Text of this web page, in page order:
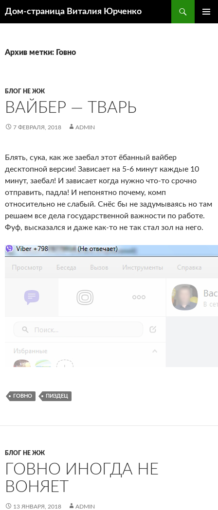
Дом-страница Виталия Юрченко
Архив метки: Говно
БЛОГ НЕ ЖЖ
ВАЙБЕР — ТВАРЬ
7 ФЕВРАЛЯ, 2018 ADMIN
Блять, сука, как же заебал этот ёбанный вайбер
десктопной версии! Зависает на 5-6 минут каждые 10
минут, заебал! И зависает когда нужно что-то срочно
отправить, падла! И непонятно почему, комп
относительно не слабый. Снёс бы не задумываясь но там
решаем все дела государственной важности по работе.
Фуф, высказался и даже как-то не так стал зол на него.
ГОВНО ПИЗДЕЦ
БЛОГ НЕ ЖЖ
ГОВНО ИНОГДА НЕ
ВОНЯЕТ
13 ЯНВАРЯ, 2018 ADMIN